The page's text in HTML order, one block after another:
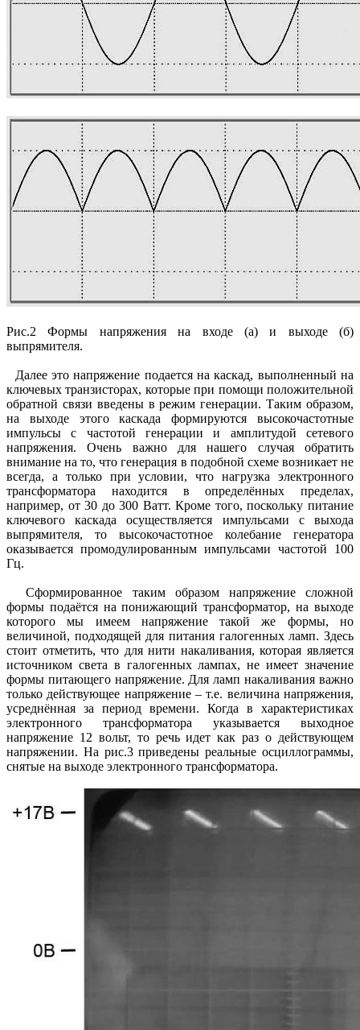
Рис.2 Формы напряжения на входе (а) и выходе (б)
выпрямителя.
Далее это напряжение подается на каскад, выполненный на
ключевых транзисторах, которые при помощи положительной
обратной связи введены в режим генерации. Таким образом,
на выходе этого каскада формируются высокочастотные
импульсы с частотой генерации и амплитудой сетевого
напряжения. Очень важно для нашего случая обратить
внимание на то, что генерация в подобной схеме возникает не
всегда, а только при условии, что нагрузка электронного
трансформатора находится в определённых пределах,
например, от 30 до 300 Ватт. Кроме того, поскольку питание
ключевого каскада осуществляется импульсами с выхода
выпрямителя, то высокочастотное колебание генератора
оказывается промодулированным импульсами частотой 100
Гц.
Сформированное таким образом напряжение сложной
формы подаётся на понижающий трансформатор, на выходе
которого мы имеем напряжение такой же формы, но
величиной, подходящей для питания галогенных ламп. Здесь
стоит отметить, что для нити накаливания, которая является
источником света в галогенных лампах, не имеет значение
формы питающего напряжение. Для ламп накаливания важно
только действующее напряжение – т.е. величина напряжения,
усреднённая за период времени. Когда в характеристиках
электронного трансформатора указывается выходное
напряжение 12 вольт, то речь идет как раз о действующем
напряжении. На рис.3 приведены реальные осциллограммы,
снятые на выходе электронного трансформатора.